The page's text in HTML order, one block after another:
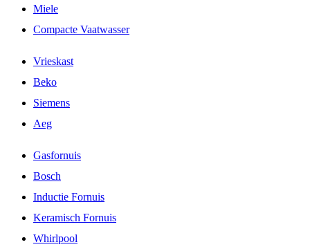
Miele
Compacte Vaatwasser
Vrieskast
Beko
Siemens
Aeg
Gasfornuis
Bosch
Inductie Fornuis
Keramisch Fornuis
Whirlpool